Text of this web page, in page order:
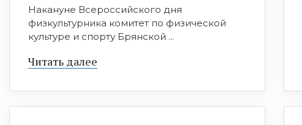
Накануне Всероссийского дня
физкультурника комитет по физической
культуре и спорту Брянской ...
Читать далее